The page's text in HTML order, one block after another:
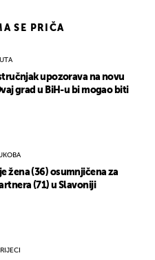
SE PRIČA
upozorava na novu
grad u BiH-u bi mogao biti
žena (36) osumnjičena za
(71) u Slavoniji